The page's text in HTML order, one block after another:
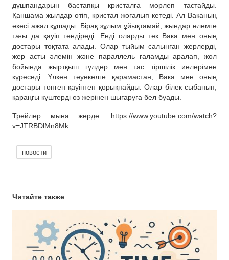
дұшпандарын бастапқы кристалға мөрлеп тастайды.
Қаншама жылдар өтіп, кристал жоғалып кетеді. Ал Ваканың
әкесі ажал құшады. Бірақ зұлым ұйықтамай, жындар әлемге
тағы да қауіп төндіреді. Енді оларды тек Вака мен оның
достары тоқтата алады. Олар тыйым салынған жерлерді,
жер асты әлемін және параллель ғаламды аралап, жол
бойында жыртқыш гүлдер мен тас тіршілік иелерімен
күреседі. Үлкен тәуекелге қарамастан, Вака мен оның
достары төнген қауіптен қорықпайды. Олар білек сыбанып,
қараңғы күштерді өз жерінен шығаруға бел буады.
Трейлер мына жерде: https://www.youtube.com/watch?
v=JTRBDlMn8Mk
новости
Читайте также